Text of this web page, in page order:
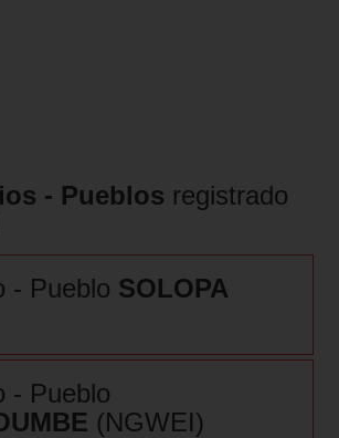
- Pueblos registrado
- Pueblo SOLOPA
- Pueblo
(NGWEI)